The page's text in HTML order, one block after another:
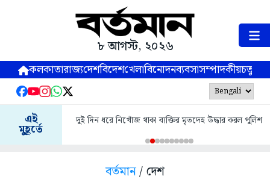
৮ আগস্ট, ২০২৬
কলকাতারাজ্যদেশবিদেশখেলাবিনোদনব্যবসাসম্পাদকীয়
এই
মুহূর্তে
দুই দিন ধরে নিখোঁজ থাকা ব্যক্তির মৃতদেহ উদ্ধার করল পুলিশ
বর্তমান/ দেশ